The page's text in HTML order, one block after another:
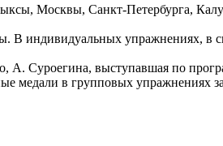
Москвы, Санкт-Петербурга,
В индивидуальных упражнениях, в
Суроегина, выступавшая по
медали в групповых